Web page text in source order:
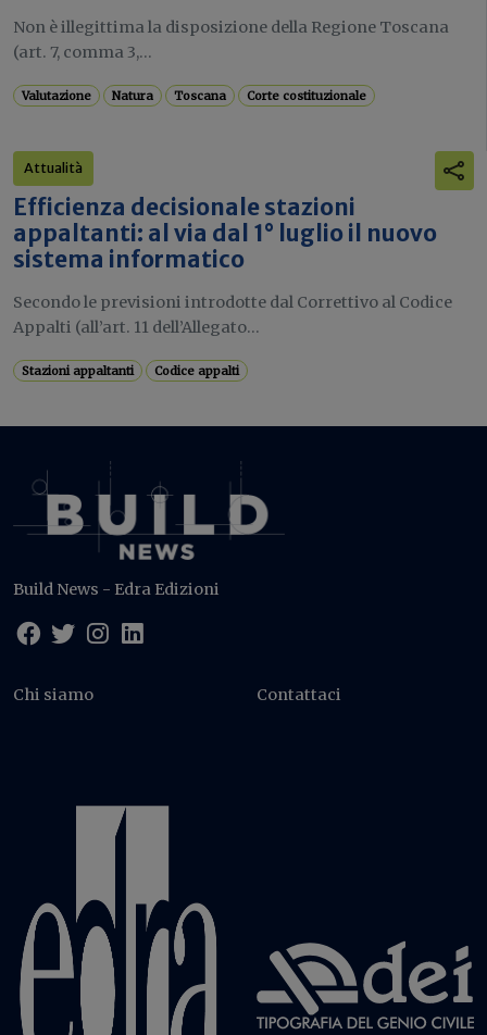
Non è illegittima la disposizione della Regione Toscana
(art. 7, comma 3,...
Valutazione Natura Toscana Corte costituzionale
Attualità
Efficienza decisionale stazioni
appaltanti: al via dal 1° luglio il nuovo
sistema informatico
Secondo le previsioni introdotte dal Correttivo al Codice
Appalti (all’art. 11 dell’Allegato...
Stazioni appaltanti Codice appalti
Build News - Edra Edizioni
Chi siamo Contattaci